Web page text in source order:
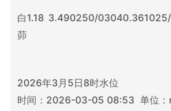
白
茆
1.18 3.490250/03040.36
2026年3月5日8时水位
时间：2026-03-05 08:53 单位：